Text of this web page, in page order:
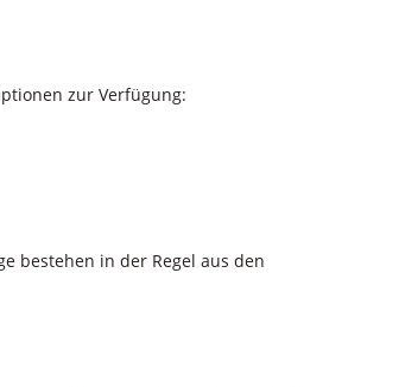
zur Verfügung:
bestehen in der Regel aus den